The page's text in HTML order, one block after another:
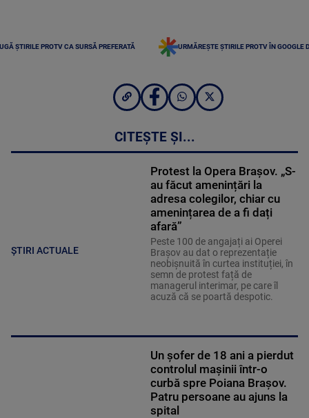
ȘTIRILE PROTV CA SURSĂ PREFERATĂ URMĂREȘTE ȘTIRILE PROTV ÎN GOOGLE
CITEȘTE ȘI...
ȘTIRI ACTUALE
Protest la Opera Brașov. „S-
au făcut amenințări la
adresa colegilor, chiar cu
amenințarea de a fi dați
afară”
Peste 100 de angajați ai Operei
Brașov au dat o reprezentație
neobișnuită în curtea instituției, în
semn de protest față de
managerul interimar, pe care îl
acuză că se poartă despotic.
Un șofer de 18 ani a pierdut
controlul mașinii într-o
curbă spre Poiana Brașov.
Patru persoane au ajuns la
spital